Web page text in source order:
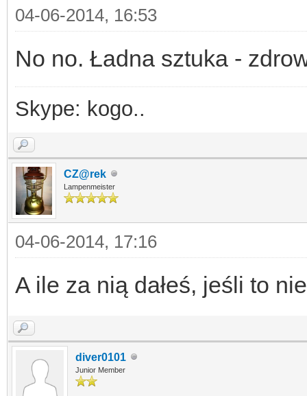
04-06-2014, 16:53
No no. Ładna sztuka -
Skype: kogo..
CZ@rek
Lampenmeister
04-06-2014, 17:16
A ile za nią dałeś, jeśli to
diver0101
Junior Member